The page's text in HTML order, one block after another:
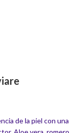
de la piel con una